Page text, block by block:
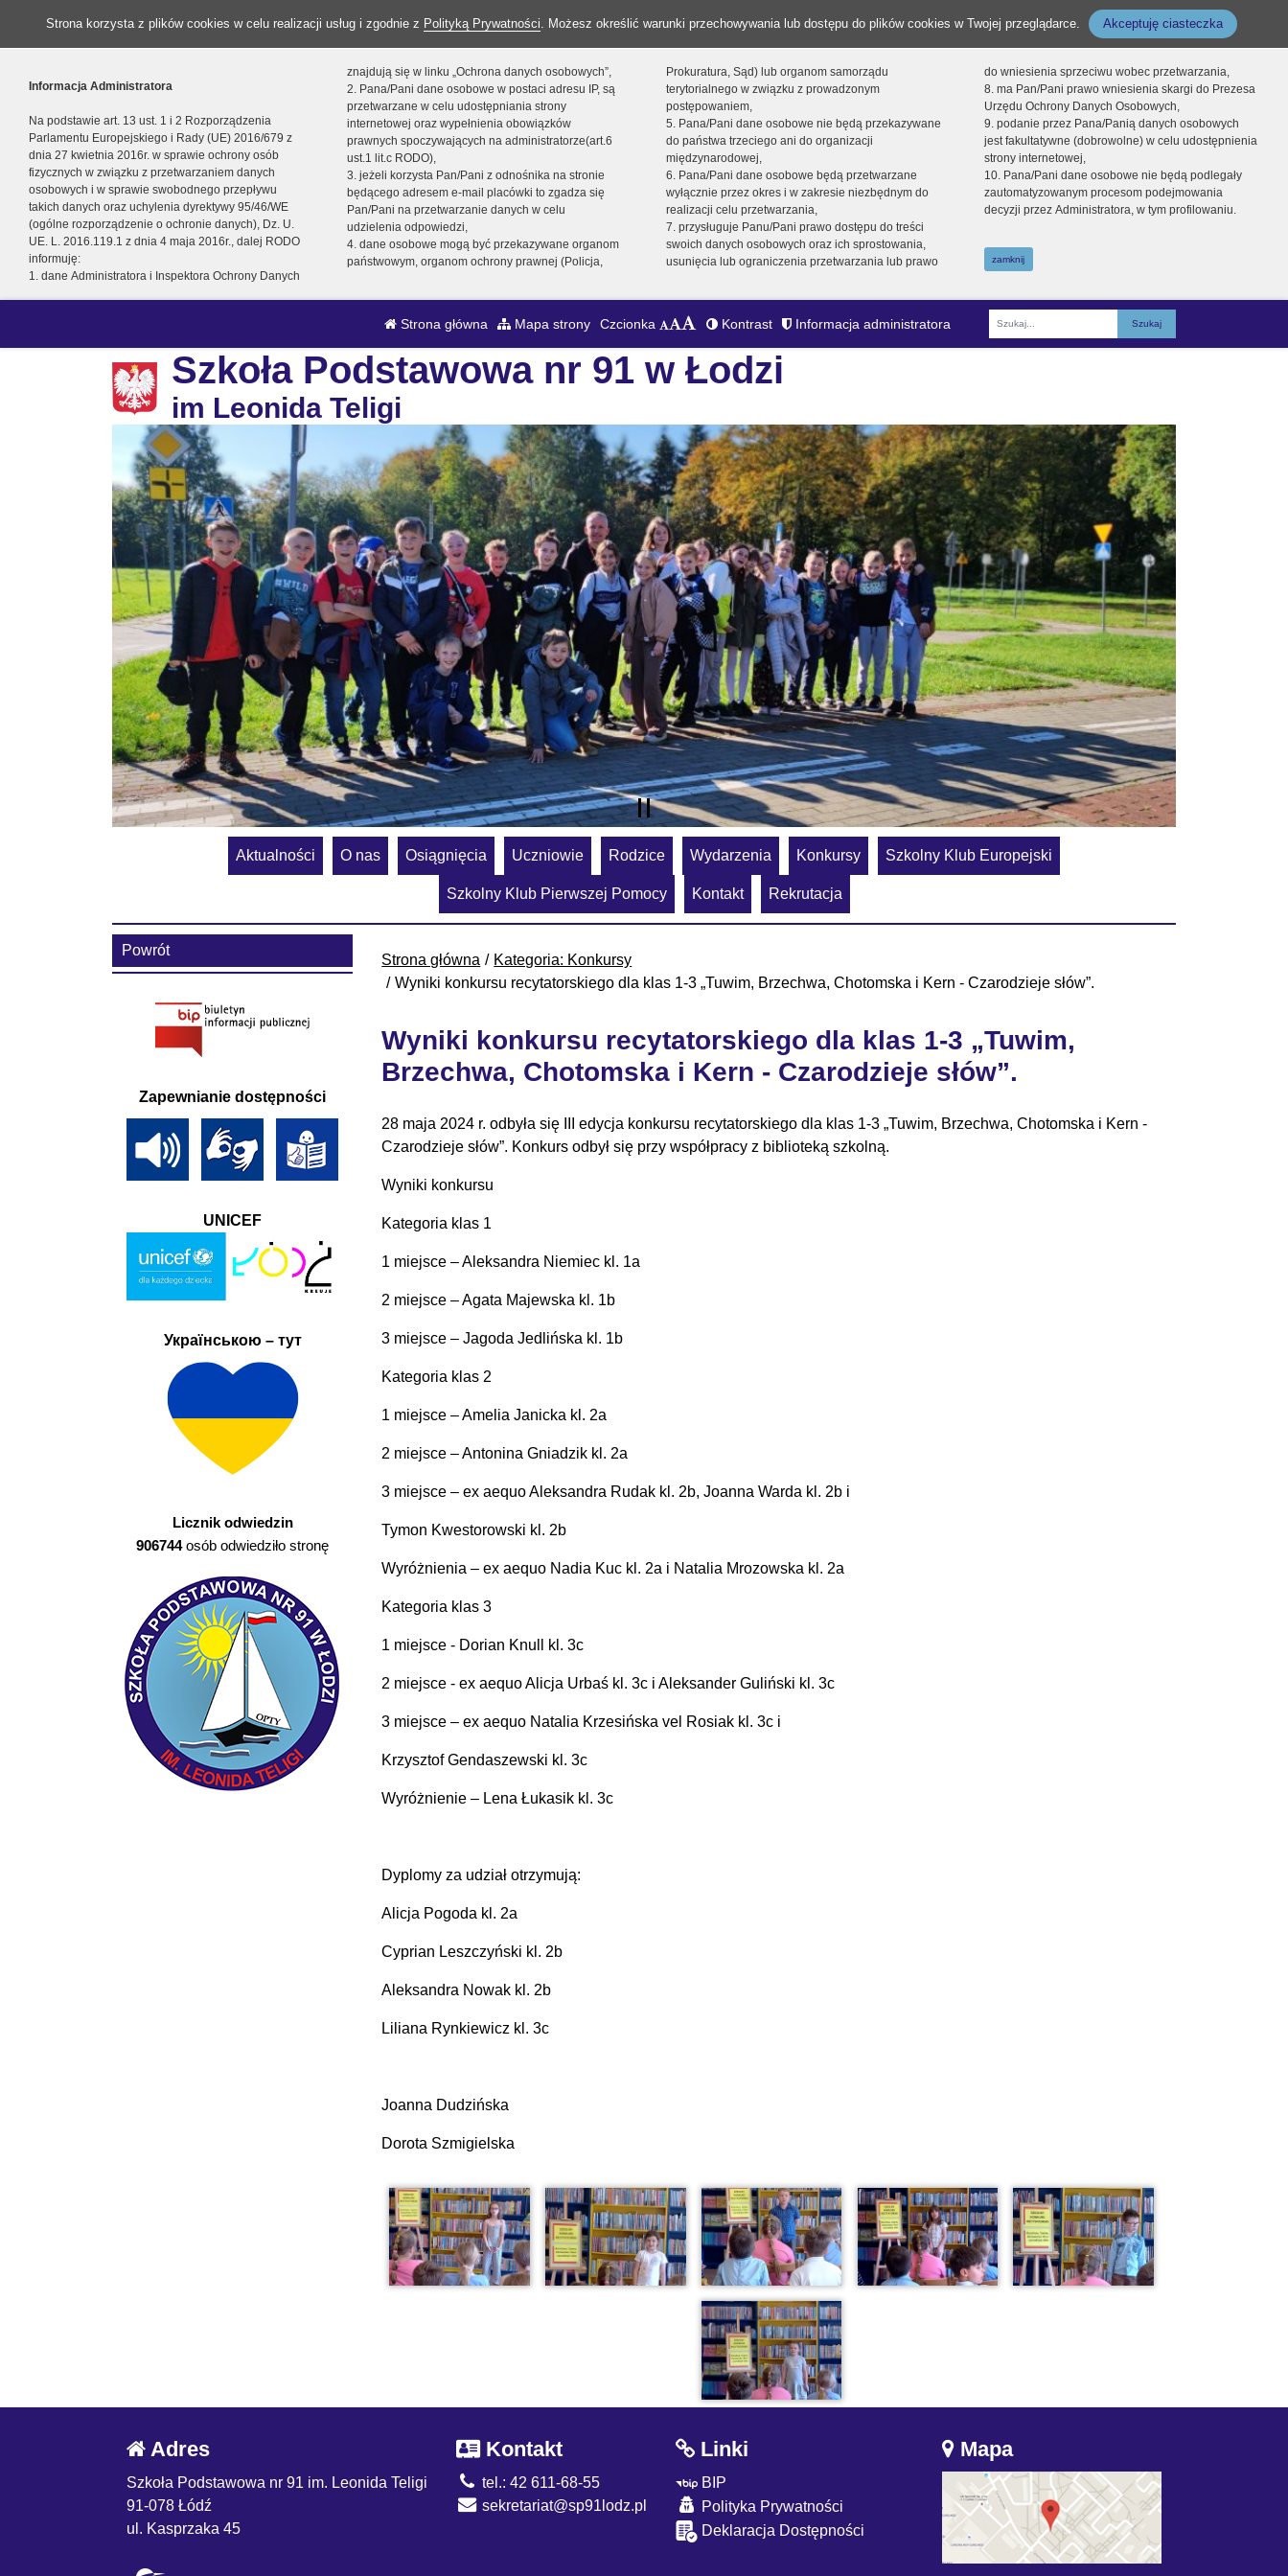
Strona korzysta z plików cookies w celu realizacji usług i zgodnie z Polityką Prywatności. Możesz określić warunki przechowywania lub dostępu do plików cookies w Twojej przeglądarce. Akceptuję ciasteczka
Informacja Administratora
Na podstawie art. 13 ust. 1 i 2 Rozporządzenia
Parlamentu Europejskiego i Rady (UE) 2016/679 z
dnia 27 kwietnia 2016r. w sprawie ochrony osób
fizycznych w związku z przetwarzaniem danych
osobowych i w sprawie swobodnego przepływu
takich danych oraz uchylenia dyrektywy 95/46/WE
(ogólne rozporządzenie o ochronie danych), Dz. U.
UE. L. 2016.119.1 z dnia 4 maja 2016r., dalej RODO
informuję:
1. dane Administratora i Inspektora Ochrony Danych
znajdują się w linku „Ochrona danych osobowych”,
2. Pana/Pani dane osobowe w postaci adresu IP, są
przetwarzane w celu udostępniania strony
internetowej oraz wypełnienia obowiązków
prawnych spoczywających na administratorze(art.6
ust.1 lit.c RODO),
3. jeżeli korzysta Pan/Pani z odnośnika na stronie
będącego adresem e-mail placówki to zgadza się
Pan/Pani na przetwarzanie danych w celu
udzielenia odpowiedzi,
4. dane osobowe mogą być przekazywane organom
państwowym, organom ochrony prawnej (Policja,
Prokuratura, Sąd) lub organom samorządu
terytorialnego w związku z prowadzonym
postępowaniem,
5. Pana/Pani dane osobowe nie będą przekazywane
do państwa trzeciego ani do organizacji
międzynarodowej,
6. Pana/Pani dane osobowe będą przetwarzane
wyłącznie przez okres i w zakresie niezbędnym do
realizacji celu przetwarzania,
7. przysługuje Panu/Pani prawo dostępu do treści
swoich danych osobowych oraz ich sprostowania,
usunięcia lub ograniczenia przetwarzania lub prawo
do wniesienia sprzeciwu wobec przetwarzania,
8. ma Pan/Pani prawo wniesienia skargi do Prezesa
Urzędu Ochrony Danych Osobowych,
9. podanie przez Pana/Panią danych osobowych
jest fakultatywne (dobrowolne) w celu udostępnienia
strony internetowej,
10. Pana/Pani dane osobowe nie będą podlegały
zautomatyzowanym procesom podejmowania
decyzji przez Administratora, w tym profilowaniu.
zamknij
Strona główna Mapa strony Czcionka Kontrast Informacja administratora
Fraza
Szkoła Podstawowa nr 91 w Łodzi
im Leonida Teligi
Aktualności O nas Osiągnięcia Uczniowie Rodzice Wydarzenia Konkursy Szkolny Klub Europejski
Szkolny Klub Pierwszej Pomocy Kontakt Rekrutacja
Strona główna
Kategoria: Konkursy
Wyniki konkursu recytatorskiego dla klas 1-3 „Tuwim, Brzechwa, Chotomska i Kern - Czarodzieje słów”.
Wyniki konkursu recytatorskiego dla klas 1-3 „Tuwim,
Brzechwa, Chotomska i Kern - Czarodzieje słów”.
28 maja 2024 r. odbyła się III edycja konkursu recytatorskiego dla klas 1-3 „Tuwim, Brzechwa, Chotomska i Kern -
Czarodzieje słów”. Konkurs odbył się przy współpracy z biblioteką szkolną.
Wyniki konkursu
Kategoria klas 1
1 miejsce – Aleksandra Niemiec kl. 1a
2 miejsce – Agata Majewska kl. 1b
3 miejsce – Jagoda Jedlińska kl. 1b
Kategoria klas 2
1 miejsce – Amelia Janicka kl. 2a
2 miejsce – Antonina Gniadzik kl. 2a
3 miejsce – ex aequo Aleksandra Rudak kl. 2b, Joanna Warda kl. 2b i
Tymon Kwestorowski kl. 2b
Wyróżnienia – ex aequo Nadia Kuc kl. 2a i Natalia Mrozowska kl. 2a
Kategoria klas 3
1 miejsce - Dorian Knull kl. 3c
2 miejsce - ex aequo Alicja Urbaś kl. 3c i Aleksander Guliński kl. 3c
3 miejsce – ex aequo Natalia Krzesińska vel Rosiak kl. 3c i
Krzysztof Gendaszewski kl. 3c
Wyróżnienie – Lena Łukasik kl. 3c
Dyplomy za udział otrzymują:
Alicja Pogoda kl. 2a
Cyprian Leszczyński kl. 2b
Aleksandra Nowak kl. 2b
Liliana Rynkiewicz kl. 3c
Joanna Dudzińska
Dorota Szmigielska
Powrót
Zapewnianie dostępności
UNICEF
Українською – тут
Licznik odwiedzin
906744osób odwiedziło stronę
Adres
Szkoła Podstawowa nr 91 im. Leonida Teligi
91-078 Łódź
ul. Kasprzaka 45
Kontakt
tel.: 42 611-68-55
sekretariat@sp91lodz.pl
Linki
BIP
Polityka Prywatności
Deklaracja Dostępności
Mapa